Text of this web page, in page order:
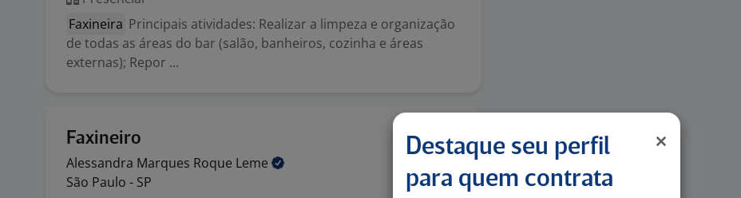
Faxineira Principais atividades: Realizar a limpeza e organização
de todas as áreas do bar (salão, banheiros, cozinha e áreas
externas); Repor ...
Faxineiro 30 jul
Alessandra Marques Roque Leme
São Paulo - SP
Destaque seu perfil
para quem contrata